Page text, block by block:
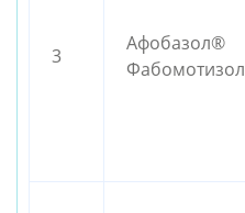
3
Афобазол®
Фабомотизол